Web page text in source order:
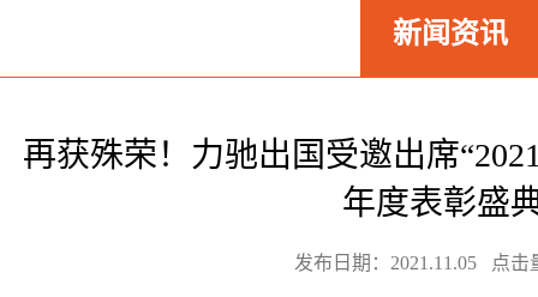
新闻资讯
再获殊荣！力驰出国受邀出席
年度表彰盛
发布日期：2021.11.05 点击